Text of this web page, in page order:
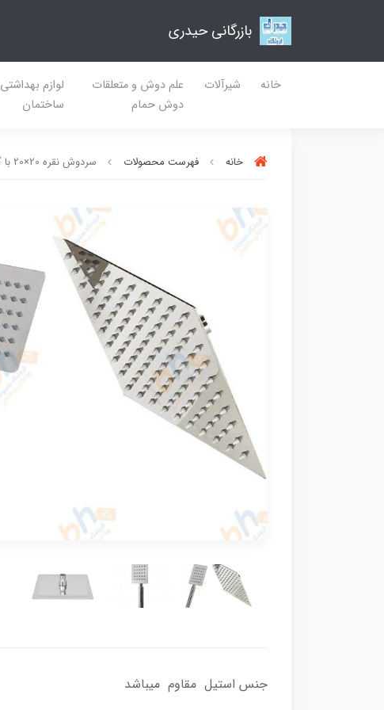
بازرگانی حیدری
خانه شیرآلات
علم دوش و متعلقات
دوش حمام
لوازم بهداشتی
ساختمان
خانه فهرست محصولات سردوش نقره 20×20 با گوشی دستی
جنس استیل مقاوم میباشد